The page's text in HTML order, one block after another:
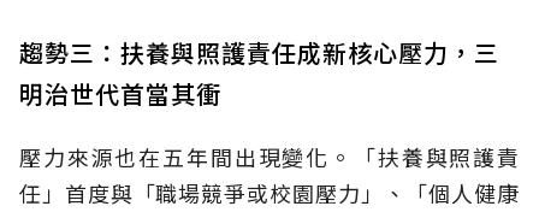
趨勢三：扶養與照護責任成新核心壓力，三
明治世代首當其衝
壓力來源也在五年間出現變化。「扶養與照護責
任」首度與「職場競爭或校園壓力」、「個人健康